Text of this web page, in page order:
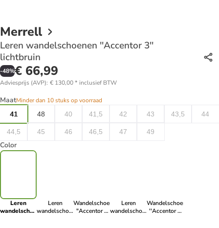
Merrell
Leren wandelschoenen ''Accentor 3''
lichtbruin
-48%€ 66,99
Adviesprijs (AVP): € 130,00* inclusief BTW
MaatMinder dan 10 stuks op voorraad
41
48 40 41,5 42 43 43,5 44
44,5 45 46 46,5 47 49
Color
Leren
wandelschoenen
Leren
wandelschoenen
Wandelschoenen
"Accentor 3
Leren
wandelschoenen
Wandelschoenen
''Accentor 3